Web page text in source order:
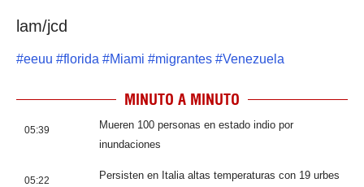
lam/jcd
#eeuu #florida #Miami #migrantes #Venezuela
MINUTO A MINUTO
05:39
Mueren 100 personas en estado indio por
inundaciones
05:22
Persisten en Italia altas temperaturas con 19 urbes